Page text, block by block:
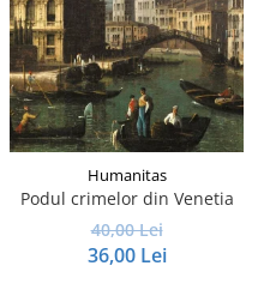
Humanitas
Podul crimelor din Venetia
40,00 Lei
36,00 Lei